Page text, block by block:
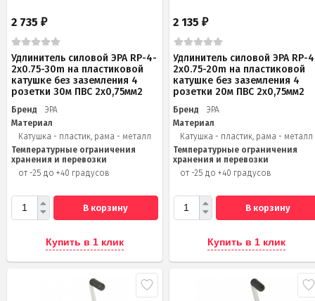
2 735 ₽
Удлинитель силовой ЭРА RP-4-
2x0.75-30m на пластиковой
катушке без заземления 4
розетки 30м ПВС 2х0,75мм2
Бренд
ЭРА
Материал
Катушка - пластик, рама - металл
Температурные ограничения
хранения и перевозки
от -25 до +40 градусов
В корзину
Купить в 1 клик
2 135₽
Удлинитель силовой ЭРА RP-
2x0.75-20m на пластиковой
катушке без заземления 4
розетки 20м ПВС 2х0,75мм2
Бренд
ЭРА
Материал
Катушка - пластик, рама - металл
Температурные ограничения
хранения и перевозки
от -25 до +40 градусов
В корзину
Купить в 1 клик